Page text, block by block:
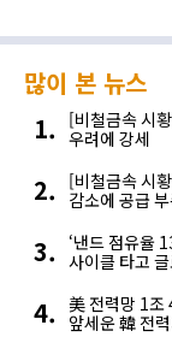
많이 본 뉴스
[비철금속 시
우려에 강세
[비철금속 시
감소에 공급
‘낸드 점유율
사이클 타고
美 전력망 1조
앞세운 韓 전